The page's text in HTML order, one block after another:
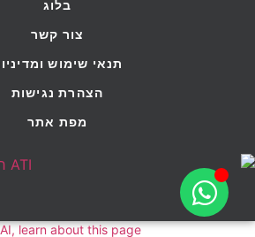
בלוג
צור קשר
תנאי שימוש
הצהרת נגישות
מפת אתר
learn about this page